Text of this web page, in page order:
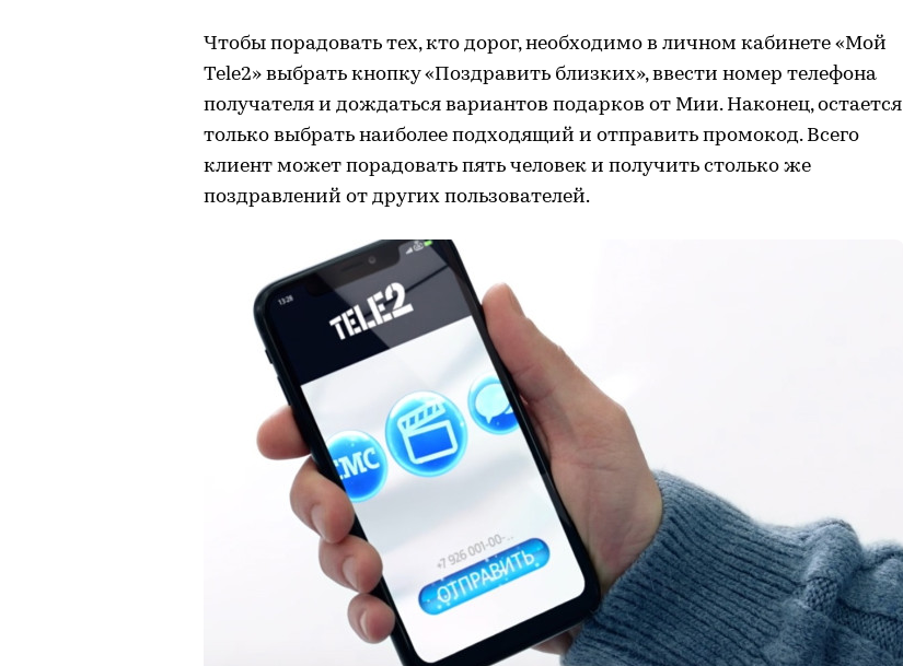
Чтобы порадовать тех, кто дорог, необходимо в личном кабинете «Мой
Tele2» выбрать кнопку «Поздравить близких», ввести номер телефона
получателя и дождаться вариантов подарков от Мии. Наконец, остается
только выбрать наиболее подходящий и отправить промокод. Всего
клиент может порадовать пять человек и получить столько же
поздравлений от других пользователей.